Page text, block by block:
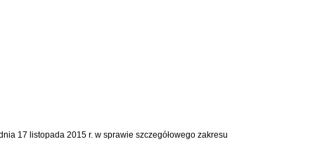
17 listopada 2015 r. w sprawie szczegółowego zakresu